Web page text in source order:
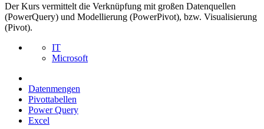
Der Kurs vermittelt die Verknüpfung mit großen Datenquellen
(PowerQuery) und Modellierung (PowerPivot), bzw. Visualisierung
(Pivot).
IT
Microsoft
Datenmengen
Pivottabellen
Power Query
Excel